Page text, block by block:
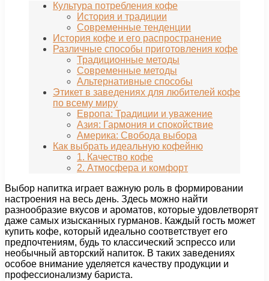
Культура потребления кофе
История и традиции
Современные тенденции
История кофе и его распространение
Различные способы приготовления кофе
Традиционные методы
Современные методы
Альтернативные способы
Этикет в заведениях для любителей кофе
по всему миру
Европа: Традиции и уважение
Азия: Гармония и спокойствие
Америка: Свобода выбора
Как выбрать идеальную кофейню
1. Качество кофе
2. Атмосфера и комфорт
Выбор напитка играет важную роль в формировании
настроения на весь день. Здесь можно найти
разнообразие вкусов и ароматов, которые удовлетворят
даже самых изысканных гурманов. Каждый гость может
купить кофе, который идеально соответствует его
предпочтениям, будь то классический эспрессо или
необычный авторский напиток. В таких заведениях
особое внимание уделяется качеству продукции и
профессионализму бариста.